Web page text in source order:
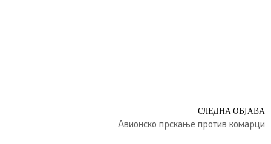
СЛЕДНА ОБЈАВА
Авионско прскање против комарци